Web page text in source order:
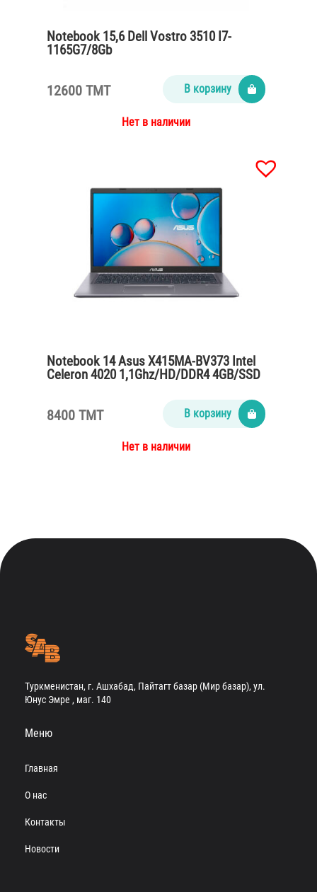
Notebook 15,6 Dell Vostro 3510 I7-
1165G7/8Gb
12600 TMT В корзину
Нет в наличии
Notebook 14 Asus X415MA-BV373 Intel
Celeron 4020 1,1Ghz/HD/DDR4 4GB/SSD
8400 TMT В корзину
Нет в наличии
Туркменистан, г. Ашхабад, Пайтагт базар (Мир базар), ул.
Юнус Эмре , маг. 140
Меню
Главная
О нас
Контакты
Новости